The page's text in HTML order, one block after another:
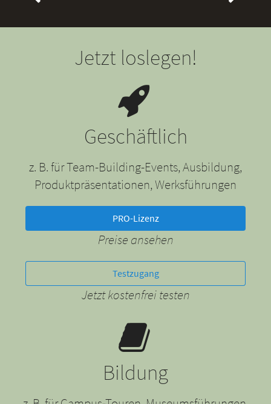
Jetzt loslegen!
Geschäftlich
z. B. für Team-Building-Events, Ausbildung,
Produktpräsentationen, Werksführungen
PRO-Lizenz
Preise ansehen
Testzugang
Jetzt kostenfrei testen
Bildung